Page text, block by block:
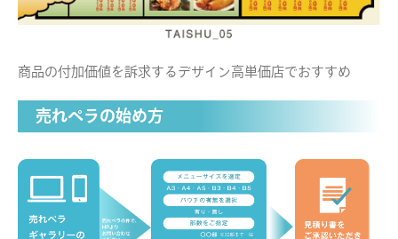
商品の付加価値を訴求するデザイン高単価店でおすすめ
売れペラの始め方